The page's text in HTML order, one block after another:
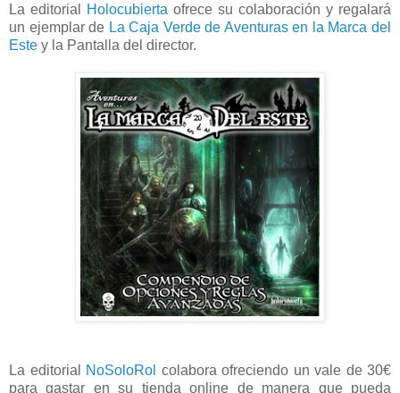
La editorial Holocubierta ofrece su colaboración y regalará
un ejemplar de La Caja Verde de Aventuras en la Marca del
Este y la Pantalla del director.
La editorial NoSoloRol colabora ofreciendo un vale de 30€
para gastar en su tienda online de manera que pueda